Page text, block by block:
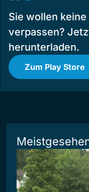
Sie wollen
verpassen?
herunterladen.
Zum Play Store